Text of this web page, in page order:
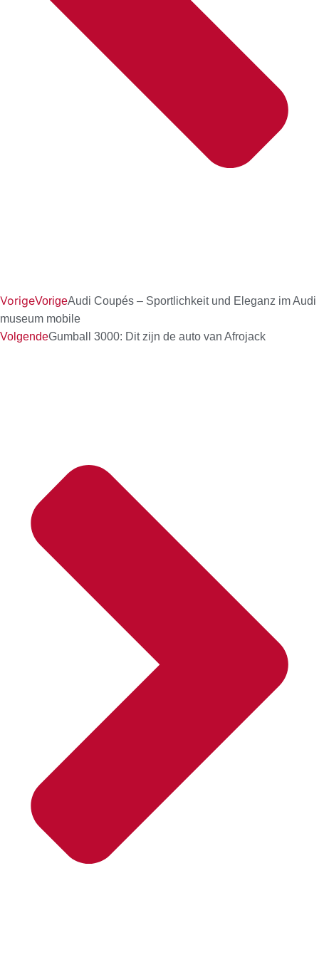
VorigeVorigeAudi Coupés – Sportlichkeit und Eleganz im Audi
museum mobile
VolgendeGumball 3000: Dit zijn de auto van Afrojack